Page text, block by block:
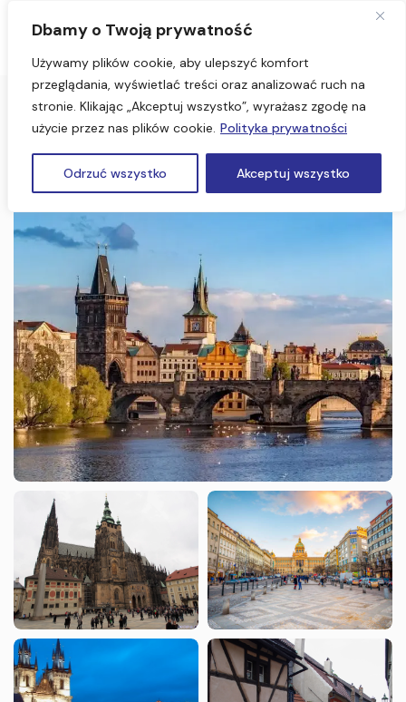
Dbamy o Twoją prywatność
Używamy plików cookie, aby ulepszyć komfort
przeglądania, wyświetlać treści oraz analizować ruch na
stronie. Klikając „Akceptuj wszystko”, wyrażasz zgodę na
użycie przez nas plików cookie. Polityka prywatności
Odrzuć wszystko Akceptuj wszystko
Strona Główna Jarmark świąteczny – Praga
Jarmark świąteczny – Praga